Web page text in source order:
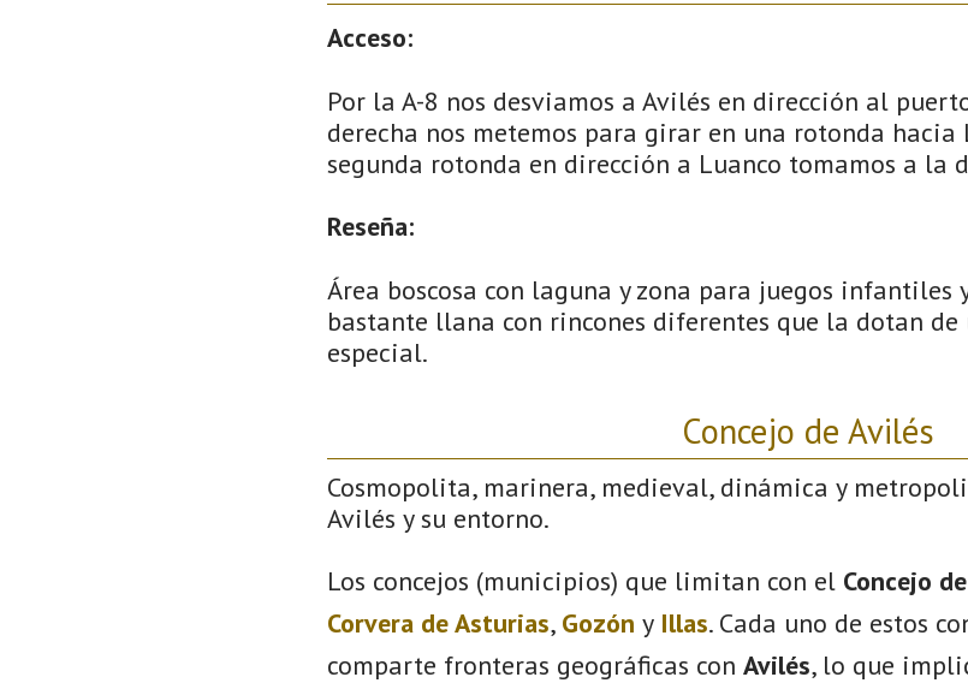
Acceso:
Por la A-8 nos desviamos a Avilés en dirección al
derecha nos metemos para girar en una rotonda hacia
segunda rotonda en dirección a Luanco tomamos a la
Reseña:
Área boscosa con laguna y zona para juegos infantiles
bastante llana con rincones diferentes que la dotan
especial.
Concejo de Avilés
Cosmopolita, marinera, medieval, dinámica y
Avilés y su entorno.
Los concejos (municipios) que limitan con el Concejo
Corvera de Asturias, Gozón y Illas. Cada uno de estos
comparte fronteras geográficas con Avilés, lo que